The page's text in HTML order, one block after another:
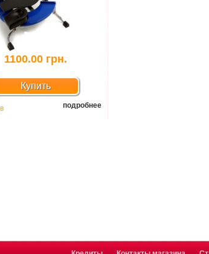
1100.00 грн.
Купить
подробнее